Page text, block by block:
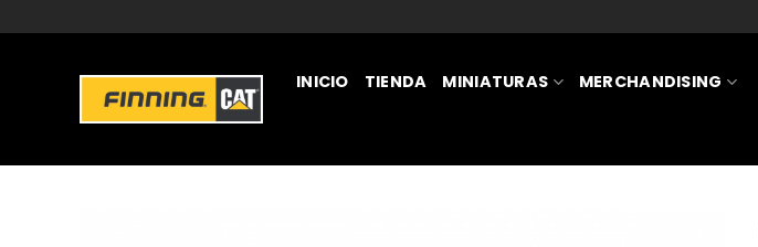
INICIO TIENDA MINIATURAS MERCHANDISING